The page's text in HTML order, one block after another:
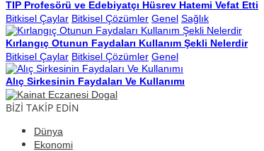
TIP Profesörü ve Edebiyatçı Hüsrev Hatemi Vefat Etti
Bitkisel Çaylar Bitkisel Çözümler Genel Sağlık
Kırlangıç Otunun Faydaları Kullanım Şekli Nelerdir
Bitkisel Çaylar Bitkisel Çözümler Genel
Alıç Sirkesinin Faydaları Ve Kullanımı
BİZİ TAKİP EDİN
Dünya
Ekonomi